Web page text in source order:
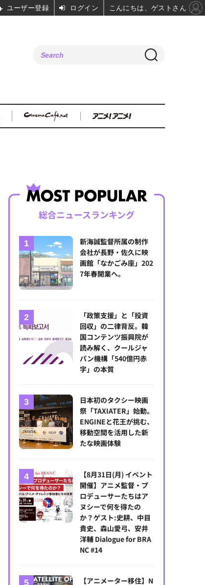
総合ニュースランキング
新海誠監督所属の制作
会社が長野・佐久に映
画館「なかごみ座」202
7年春開業へ。
「政策支援」と「投資
回収」の二律背反。韓
国コンテンツ振興院が
読み解く、クールジャ
パン機構「540億円赤
字」の本質
日本初のタクシー映画
祭「TAXIATER」始動。
ENGINEと花王が挑む、
移動空間を活用した新
たな映画体験
【8月31日(月) イベント
開催】アニメ監督・プ
ロデューサーたちはア
ヌシーで何を得たの
か？ゲスト:史耕、中目
貴史、森山愛弓、安井
洋輔 Dialogue for BRA
NC #14
【アニメーター移住】N
ユーザー登録 ログイン こんにちは、ゲストさん